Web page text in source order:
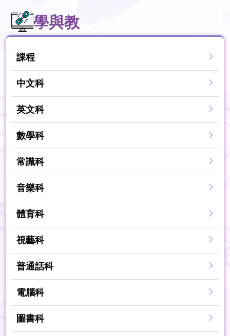
學與教
課程
中文科
英文科
數學科
常識科
音樂科
體育科
視藝科
普通話科
電腦科
圗書科